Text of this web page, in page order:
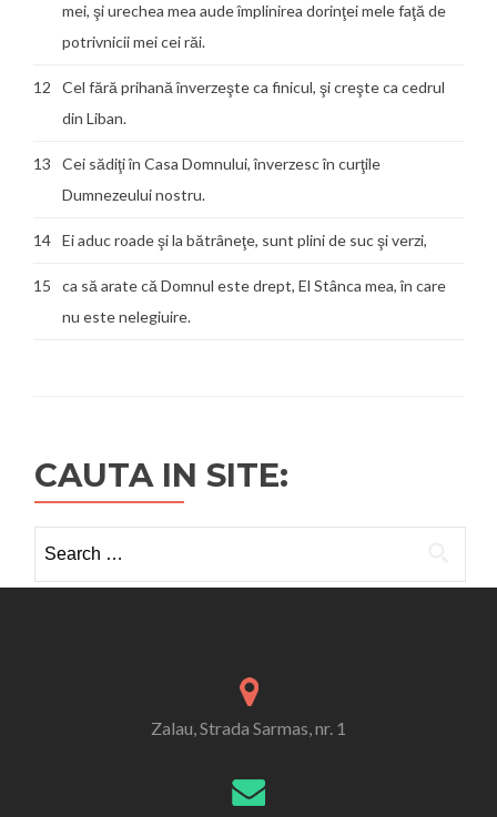
mei, şi urechea mea aude împlinirea dorinţei mele faţă de
potrivnicii mei cei răi.
12
Cel fără prihană înverzeşte ca finicul, şi creşte ca cedrul
din Liban.
13
Cei sădiţi în Casa Domnului, înverzesc în curţile
Dumnezeului nostru.
14 Ei aduc roade şi la bătrâneţe, sunt plini de suc şi verzi,
15
ca să arate că Domnul este drept, El Stânca mea, în care
nu este nelegiuire.
CAUTA IN SITE:
for:
Zalau, Strada Sarmas, nr. 1